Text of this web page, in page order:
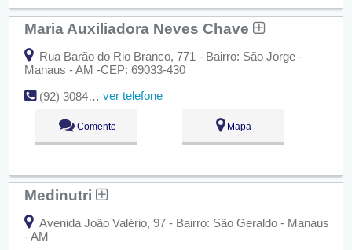
Maria Auxiliadora Neves Chave
Rua Barão do Rio Branco, 771 - Bairro: São Jorge -
Manaus - AM -CEP: 69033-430
(92) 3084-5908
ver telefone
Comente Mapa
Medinutri
Avenida João Valério, 97 - Bairro: São Geraldo - Manaus
- AM